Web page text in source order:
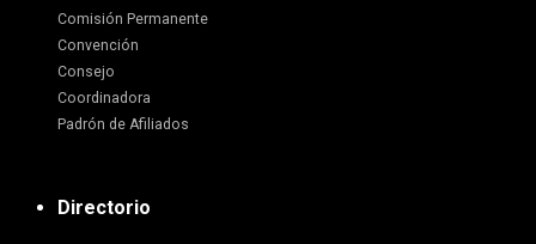
Comisión Permanente
Convención
Consejo
Coordinadora
Padrón de Afiliados
Directorio